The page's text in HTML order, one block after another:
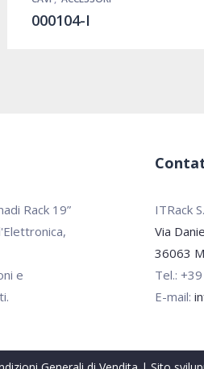
000104-I
Rack 19”
e
ITRack
Via
36063
Tel.:
E-mail: